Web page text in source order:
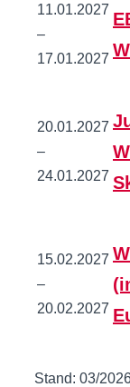
11.01.2027
–
17.01.2027
20.01.2027
–
24.01.2027
15.02.2027
–
20.02.2027
Stand: 03/